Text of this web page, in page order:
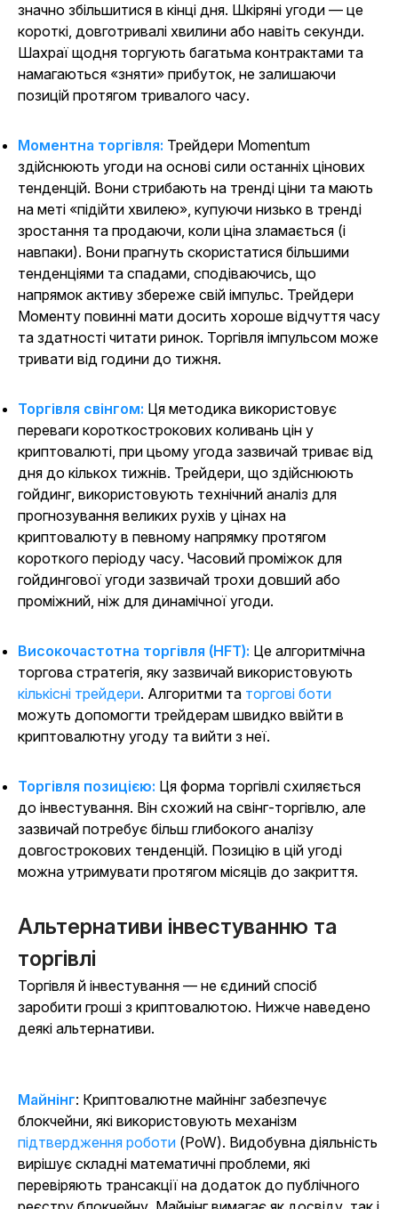
значно збільшитися в кінці дня. Шкіряні угоди — це
короткі, довготривалі хвилини або навіть секунди.
Шахраї щодня торгують багатьма контрактами та
намагаються «зняти» прибуток, не залишаючи
позицій протягом тривалого часу.
Моментна торгівля: Трейдери Momentum
здійснюють угоди на основі сили останніх цінових
тенденцій. Вони стрибають на тренді ціни та мають
на меті «підійти хвилею», купуючи низько в тренді
зростання та продаючи, коли ціна зламається (і
навпаки). Вони прагнуть скористатися більшими
тенденціями та спадами, сподіваючись, що
напрямок активу збереже свій імпульс. Трейдери
Моменту повинні мати досить хороше відчуття часу
та здатності читати ринок. Торгівля імпульсом може
тривати від години до тижня.
Торгівля свінгом: Ця методика використовує
переваги короткострокових коливань цін у
криптовалюті, при цьому угода зазвичай триває від
дня до кількох тижнів. Трейдери, що здійснюють
гойдинг, використовують технічний аналіз для
прогнозування великих рухів у цінах на
криптовалюту в певному напрямку протягом
короткого періоду часу. Часовий проміжок для
гойдингової угоди зазвичай трохи довший або
проміжний, ніж для динамічної угоди.
Високочастотна торгівля (HFT): Це алгоритмічна
торгова стратегія, яку зазвичай використовують
кількісні трейдери. Алгоритми та торгові боти
можуть допомогти трейдерам швидко ввійти в
криптовалютну угоду та вийти з неї.
Торгівля позицією: Ця форма торгівлі схиляється
до інвестування. Він схожий на свінг-торгівлю, але
зазвичай потребує більш глибокого аналізу
довгострокових тенденцій. Позицію в цій угоді
можна утримувати протягом місяців до закриття.
Альтернативи інвестуванню та
торгівлі
Торгівля й інвестування — не єдиний спосіб
заробити гроші з криптовалютою. Нижче наведено
деякі альтернативи.
Майнінг: Криптовалютне майнінг забезпечує
блокчейни, які використовують механізм
підтвердження роботи (PoW). Видобувна діяльність
вирішує складні математичні проблеми, які
перевіряють трансакції на додаток до публічного